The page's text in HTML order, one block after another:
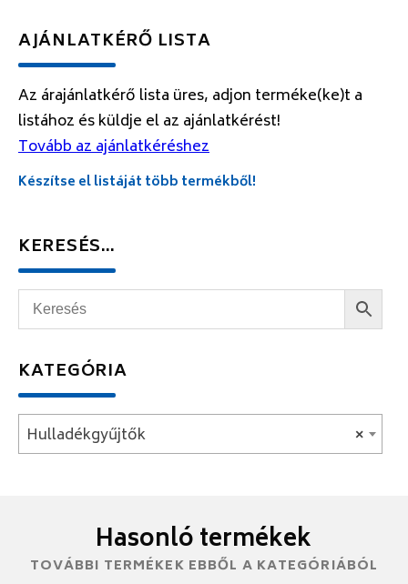
AJÁNLATKÉRŐ LISTA
Az árajánlatkérő lista üres, adjon terméke(ke)t a
listához és küldje el az ajánlatkérést!
Tovább az ajánlatkéréshez
Készítse el listáját több termékből!
KERESÉS…
KATEGÓRIA
×
Hulladékgyűjtők
Hasonló termékek
TOVÁBBI TERMÉKEK EBBŐL A KATEGÓRIÁBÓL